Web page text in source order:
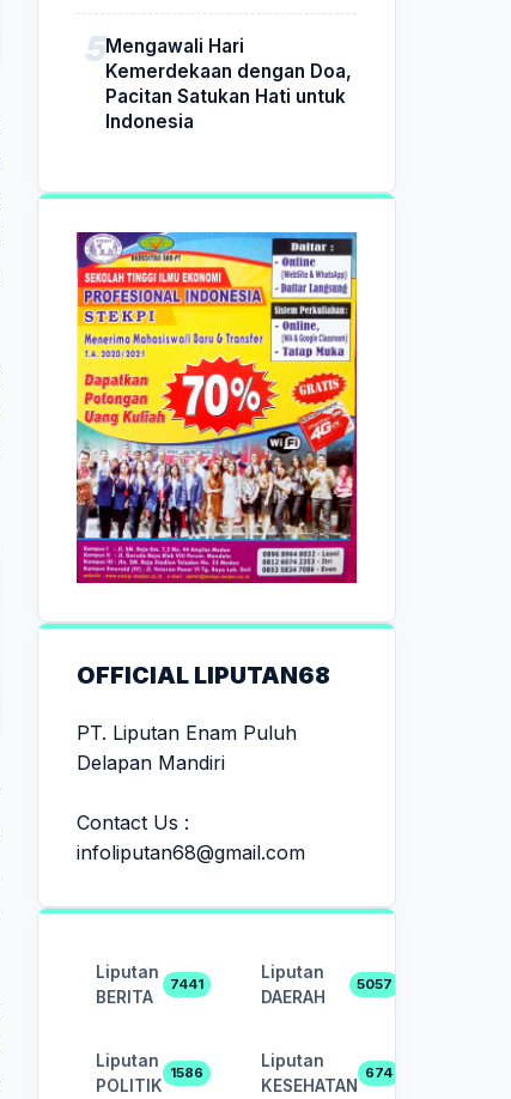
Mengawali Hari
Kemerdekaan dengan Doa,
Pacitan Satukan Hati untuk
Indonesia
OFFICIAL LIPUTAN68
PT. Liputan Enam Puluh
Delapan Mandiri
Contact Us :
infoliputan68@gmail.com
Liputan
BERITA
7441
Liputan
DAERAH
5057
Liputan
POLITIK
1586
Liputan
KESEHATAN
674